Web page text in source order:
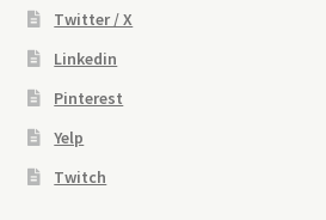
Twitter / X
Linkedin
Pinterest
Yelp
Twitch